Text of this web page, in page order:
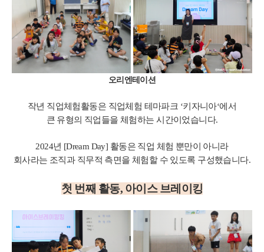
오리엔테이션
작년 직업체험활동은 직업체험 테마파크 ‘키자니아‘에서
큰 유형의 직업들을 체험하는 시간이었습니다.
2024년 [Dream Day] 활동은 직업 체험 뿐만이 아니라
회사라는 조직과 직무적 측면을 체험할 수 있도록 구성했습니다.
첫 번째 활동, 아이스 브레이킹